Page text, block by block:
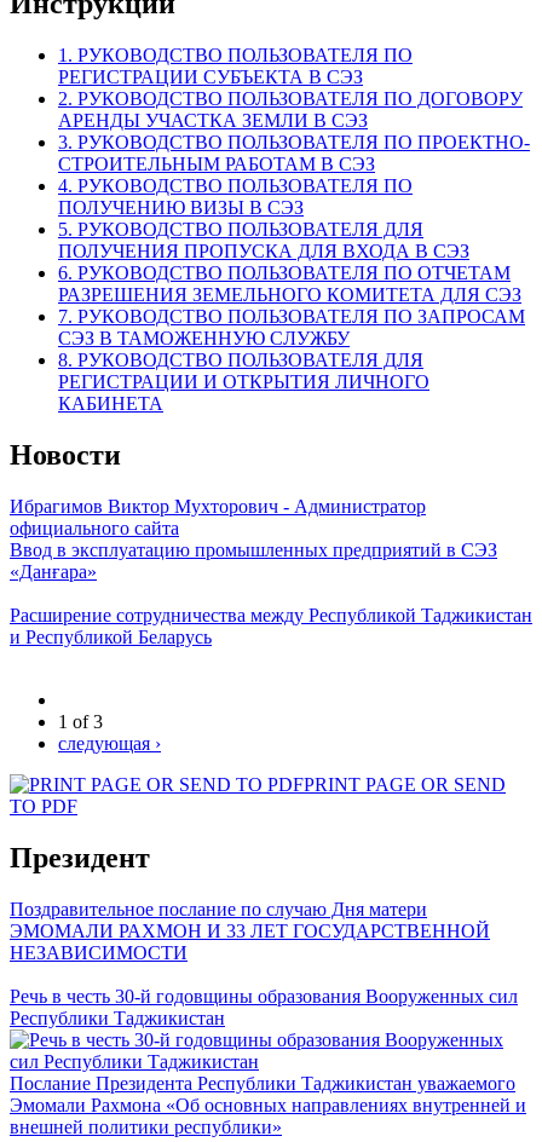
1. РУКОВОДСТВО ПОЛЬЗОВАТЕЛЯ ПО
РЕГИСТРАЦИИ СУБЪЕКТА В СЭЗ
2. РУКОВОДСТВО ПОЛЬЗОВАТЕЛЯ ПО ДОГОВОРУ
АРЕНДЫ УЧАСТКА ЗЕМЛИ В СЭЗ
3. РУКОВОДСТВО ПОЛЬЗОВАТЕЛЯ ПО ПРОЕКТНО-
СТРОИТЕЛЬНЫМ РАБОТАМ В СЭЗ
4. РУКОВОДСТВО ПОЛЬЗОВАТЕЛЯ ПО
ПОЛУЧЕНИЮ ВИЗЫ В СЭЗ
5. РУКОВОДСТВО ПОЛЬЗОВАТЕЛЯ ДЛЯ
ПОЛУЧЕНИЯ ПРОПУСКА ДЛЯ ВХОДА В СЭЗ
6. РУКОВОДСТВО ПОЛЬЗОВАТЕЛЯ ПО ОТЧЕТАМ
РАЗРЕШЕНИЯ ЗЕМЕЛЬНОГО КОМИТЕТА ДЛЯ СЭЗ
7. РУКОВОДСТВО ПОЛЬЗОВАТЕЛЯ ПО ЗАПРОСАМ
СЭЗ В ТАМОЖЕННУЮ СЛУЖБУ
8. РУКОВОДСТВО ПОЛЬЗОВАТЕЛЯ ДЛЯ
РЕГИСТРАЦИИ И ОТКРЫТИЯ ЛИЧНОГО
КАБИНЕТА
Новости
Ибрагимов Виктор Мухторович - Администратор
официального сайта
Ввод в эксплуатацию промышленных предприятий в СЭЗ
«Данғара»
Расширение сотрудничества между Республикой Таджикистан
и Республикой Беларусь
1 of 3
следующая ›
PRINT PAGE OR SEND
TO PDF
Президент
Поздравительное послание по случаю Дня матери
ЭМОМАЛИ РАХМОН И 33 ЛЕТ ГОСУДАРСТВЕННОЙ
НЕЗАВИСИМОСТИ
Речь в честь 30-й годовщины образования Вооруженных сил
Республики Таджикистан
Послание Президента Республики Таджикистан уважаемого
Эмомали Рахмона «Об основных направлениях внутренней и
внешней политики республики»